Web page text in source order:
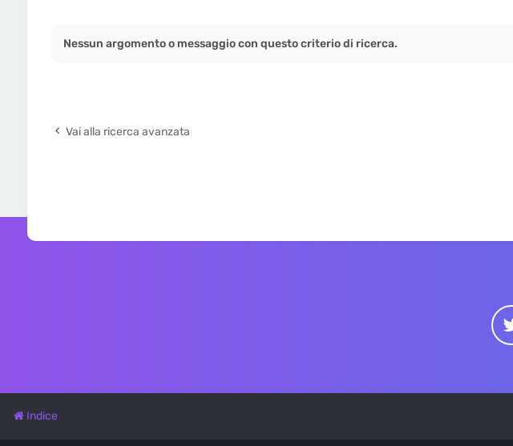
Nessun argomento o messaggio con questo criterio di ricerca.
Vai alla ricerca avanzata
Indice